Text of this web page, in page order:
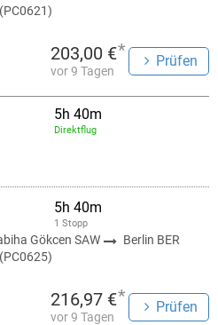
203,00 €*
vor 9 Tagen
Prüfen
5h 40m
Direktflug
5h 40m
1 Stopp
Gökcen SAW
Berlin BER
216,97 €*
vor 9 Tagen
Prüfen